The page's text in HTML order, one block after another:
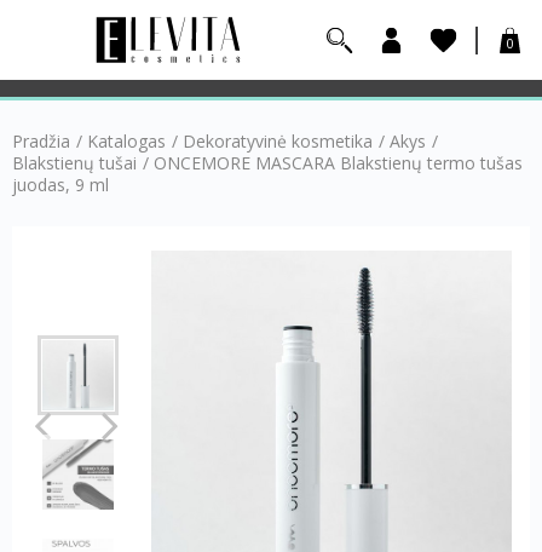
0
Pradžia / Katalogas / Dekoratyvinė kosmetika / Akys /
Blakstienų tušai / ONCEMORE MASCARA Blakstienų termo tušas
juodas, 9 ml